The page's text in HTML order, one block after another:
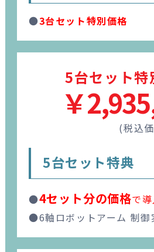
●3台セット特別価格
5台セット特
￥
(税込
5台セット特典
●4セット分の価格で
●6軸ロボットアーム 制御